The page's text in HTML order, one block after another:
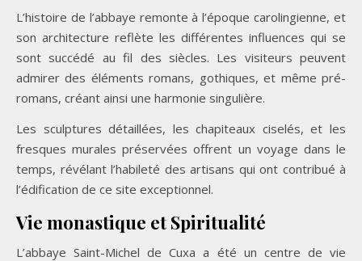
L’histoire de l’abbaye remonte à l’époque carolingienne, et
son architecture reflète les différentes influences qui se
sont succédé au fil des siècles. Les visiteurs peuvent
admirer des éléments romans, gothiques, et même pré-
romans, créant ainsi une harmonie singulière.
Les sculptures détaillées, les chapiteaux ciselés, et les
fresques murales préservées offrent un voyage dans le
temps, révélant l’habileté des artisans qui ont contribué à
l’édification de ce site exceptionnel.
Vie monastique et Spiritualité
L’abbaye Saint-Michel de Cuxa a été un centre de vie